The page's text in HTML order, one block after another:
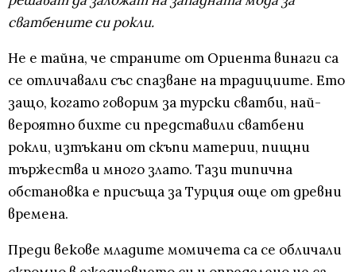
сватбените си рокли.
Не е тайна, че страните от Ориента винаги са
се отличавали със спазване на традициите. Ето
защо, когато говорим за турски сватби, най-
вероятно бихте си представили сватбени
рокли, изтъкани от скъпи материи, пищни
тържества и много злато. Тази типична
обстановка е присъща за Турция още от древни
времена.
Преди векове младите момичета са се обличали